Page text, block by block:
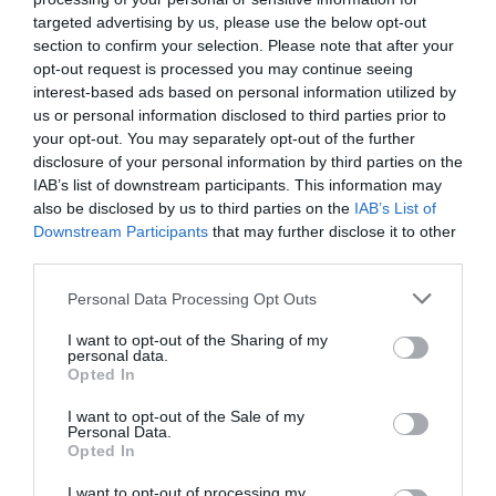
targeted advertising by us, please use the below opt-out
section to confirm your selection. Please note that after your
opt-out request is processed you may continue seeing
interest-based ads based on personal information utilized by
us or personal information disclosed to third parties prior to
your opt-out. You may separately opt-out of the further
disclosure of your personal information by third parties on the
IAB’s list of downstream participants. This information may
also be disclosed by us to third parties on the IAB’s List of
Downstream Participants that may further disclose it to other
Personal Data Processing Opt Outs
I want to opt-out of the Sharing of my
personal data.
Opted In
I want to opt-out of the Sale of my
Personal Data.
Opted In
Οι συναυλίες του 2011 στάθηκαν σταθμός στην πορεία
του συγκροτήματος, γιατί απέδειξαν τη διάρκειά του
και την αγάπη του κοινού. Οι Πυξ Λαξ είναι κάτι
παραπάνω από μια επιδραστική μπάντα, είναι η ψυχή,
το συναίσθημα, η φωνή μας. Αυτό άλλωστε νιώσαμε όσο
τυχεροί μοιραστήκαμε μαζί τους εκείνες τις
ανεπανάληπτες βραδιές, εκείνες τις αξέχαστες
μουσικές εμπειρίες.
πολύ από ποτέ! Σε καιρούς που η μουσική μοιάζει να
είναι η μόνη λύση!
Εκτός από τους
, η μπάντα θα απαρτίζεται από μουσικούς που
βρέθηκαν από την αρχή δίπλα στο συγκρότημα: τον
Παναγιώτη Σπυρόπουλο
Δήμητρα Καραμπεροπούλου(ακορντεόν), τον